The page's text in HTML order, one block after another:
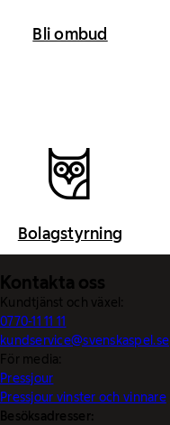
Bli ombud
Bolagstyrning
Kontakta oss
Kundtjänst och växel:
0770-11 11 11
kundservice@svenskaspel.se
För media:
Pressjour
Pressjour vinster och vinnare
Besöksadresser: